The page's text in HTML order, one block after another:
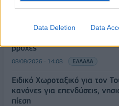
Data Deletion Data
08/08/2026 - 14:30 ΕΛΛΑΔΑ
Δυτική Αττική: Η επόμενη
βροχές
08/08/2026 - 14:08 ΕΛΛΑΔΑ
Ειδικό Χωροταξικό για τον
κανόνες για επενδύσεις,
πίεση